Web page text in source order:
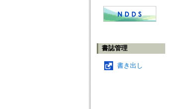
書誌管理
書き出し